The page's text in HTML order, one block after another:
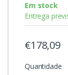
Em stock
Entrega
€178,09
Quantidade